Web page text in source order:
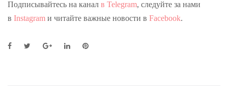
Подписывайтесь на канал в Telegram, следуйте за нами
в Instagram и читайте важные новости в Facebook.